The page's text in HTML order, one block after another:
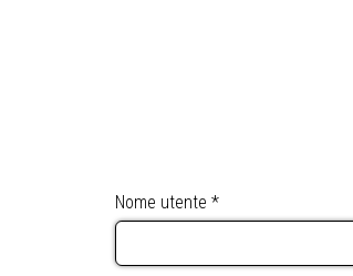
Nome utente *